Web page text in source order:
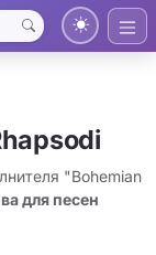
"Bohemian
для песен